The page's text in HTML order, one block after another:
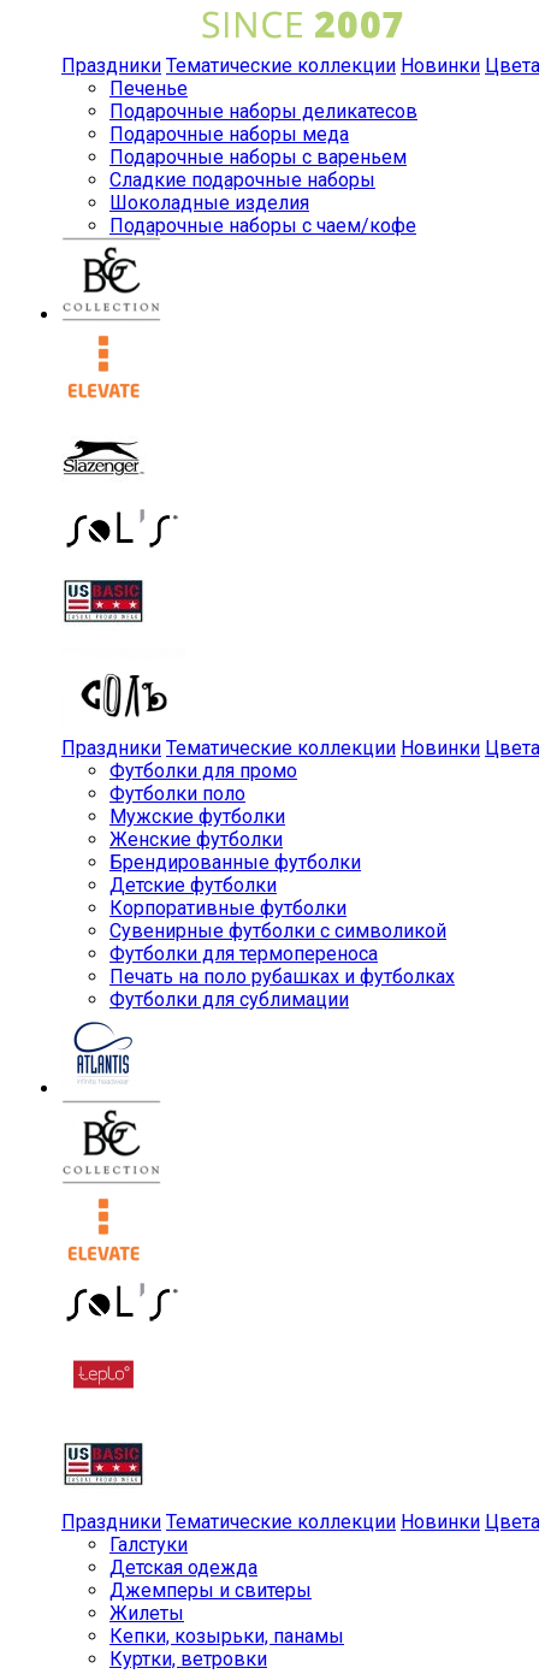
Праздники Тематические коллекции Новинки Цвета
Печенье
Подарочные наборы деликатесов
Подарочные наборы меда
Подарочные наборы с вареньем
Сладкие подарочные наборы
Шоколадные изделия
Подарочные наборы с чаем/кофе
Праздники Тематические коллекции Новинки Цвета
Футболки для промо
Футболки поло
Мужские футболки
Женские футболки
Брендированные футболки
Детские футболки
Корпоративные футболки
Сувенирные футболки с символикой
Футболки для термопереноса
Печать на поло рубашках и футболках
Футболки для сублимации
Праздники Тематические коллекции Новинки Цвета
Галстуки
Детская одежда
Джемперы и свитеры
Жилеты
Кепки, козырьки, панамы
Куртки, ветровки